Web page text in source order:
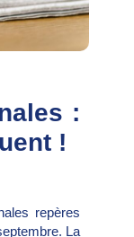
:
!
repères
La